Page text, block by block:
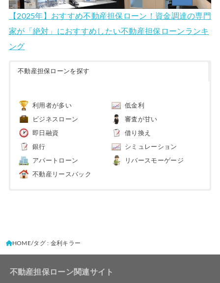
【2025年】おすすめ不動産担保ローン！資金調達の専門
家が「絶対」におすすめしたい不動産担保ローンランキ
ング
不動産担保ローンを探す
利用者が多い 低金利
ビジネスローン 審査が甘い
即日融資 借り換え
銀行 シミュレーション
アパートローン リバースモーゲージ
不動産リースバック
HOME タグ : 金利キラー
不動産担保ローン関連サイト